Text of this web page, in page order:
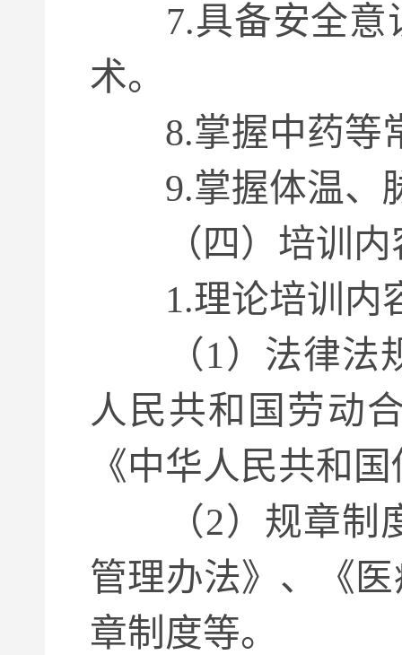
7.具备安全意识
术。
8.掌握中药等常
9.掌握体温、脉
（四）培训内
1.理论培训内
（1）法律法规
人民共和国劳动
《中华人民共和
（2）规章制度
管理办法》、《
章制度等。